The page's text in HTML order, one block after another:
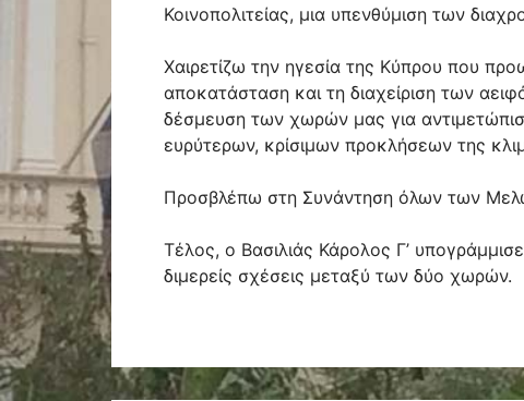
Κοινοπολιτείας, μια υπενθύμιση των
Χαιρετίζω την ηγεσία της Κύπρου που
αποκατάσταση και τη διαχείριση των
δέσμευση των χωρών μας για
ευρύτερων, κρίσιμων προκλήσεων της
Προσβλέπω στη Συνάντηση όλων των
Τέλος, ο Βασιλιάς Κάρολος Γ’
διμερείς σχέσεις μεταξύ των δύο χωρών.